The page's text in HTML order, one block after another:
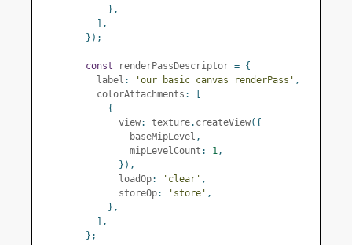
},
],
});
const renderPassDescriptor = {
          label
: 'our basic canvas renderPass' ,
          colorAttachments
:
{
              view
: texture. createView({
                baseMipLevel
,
                mipLevelCount
: 1,
}),
              loadOp
: 'clear' ,
              storeOp
: 'store' ,
},
],
};